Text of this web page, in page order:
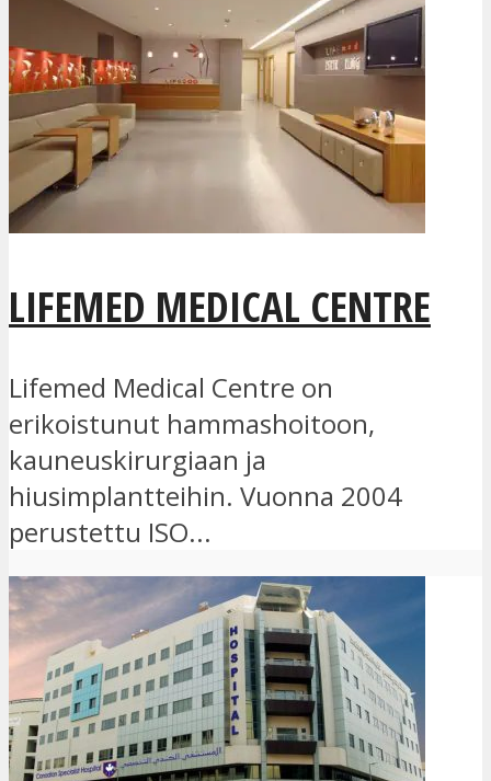
LIFEMED MEDICAL CENTRE
Lifemed Medical Centre on
erikoistunut hammashoitoon,
kauneuskirurgiaan ja
hiusimplantteihin. Vuonna 2004
perustettu ISO...